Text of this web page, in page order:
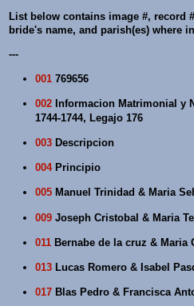
List below contains image #, record
bride's name, and parish(es) where
---
001 769656
002 Informacion Matrimonial y
1744-1744, Legajo 176
003 Descripcion
004Principio
005 Manuel Trinidad & Maria
009 Joseph Cristobal & Maria
011 Bernabe de la cruz &
013 Lucas Romero & Isabel
017 Blas Pedro & Francisca